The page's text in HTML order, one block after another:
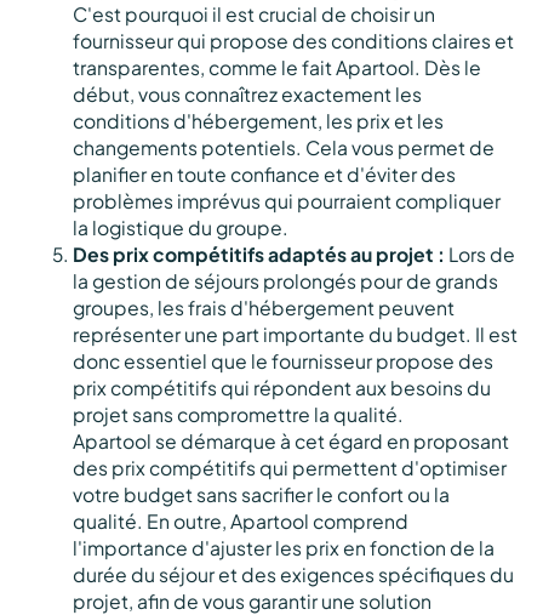
C'est pourquoi il est crucial de choisir un
fournisseur qui propose des conditions claires et
transparentes, comme le fait Apartool. Dès le
début, vous connaîtrez exactement les
conditions d'hébergement, les prix et les
changements potentiels. Cela vous permet de
planifier en toute confiance et d'éviter des
problèmes imprévus qui pourraient compliquer
la logistique du groupe.
Des prix compétitifs adaptés au projet : Lors de
la gestion de séjours prolongés pour de grands
groupes, les frais d'hébergement peuvent
représenter une part importante du budget. Il est
donc essentiel que le fournisseur propose des
prix compétitifs qui répondent aux besoins du
projet sans compromettre la qualité.
Apartool se démarque à cet égard en proposant
des prix compétitifs qui permettent d'optimiser
votre budget sans sacrifier le confort ou la
qualité. En outre, Apartool comprend
l'importance d'ajuster les prix en fonction de la
durée du séjour et des exigences spécifiques du
projet, afin de vous garantir une solution